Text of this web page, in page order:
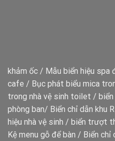
khảm ốc / Mẫu biển hiệu spa
cafe / Bục phát biểu mica
trong nhà vệ sinh toilet /
phòng ban/ Biển chỉ dẫn khu
hiệu nhà vệ sinh / biển trượt
Kệ menu gỗ để bàn / Biển chỉ